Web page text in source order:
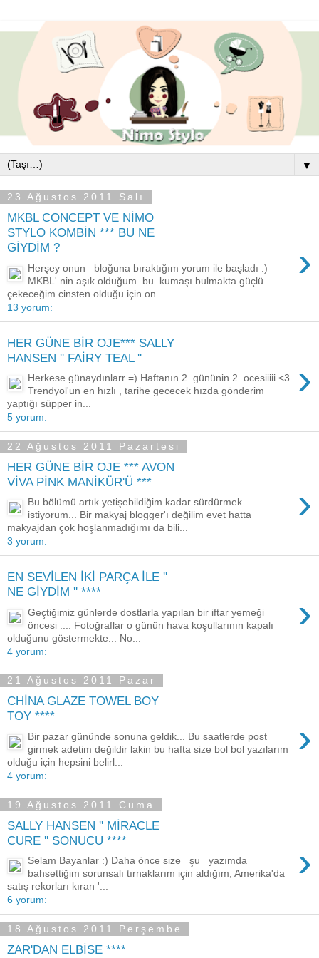
▼
23 Ağustos 2011 Salı
MKBL CONCEPT VE NİMO
STYLO KOMBİN *** BU NE
GİYDİM ?
›
Herşey onun bloğuna bıraktığım yorum ile başladı :)
MKBL' nin aşık olduğum bu kumaşı bulmakta güçlü
çekeceğim cinsten olduğu için on...
13 yorum:
HER GÜNE BİR OJE*** SALLY
HANSEN '' FAİRY TEAL ''
›
Herkese günaydınlarr =) Haftanın 2. gününin 2. ocesiiiii <3
Trendyol'un en hızlı , tarihe gececek hızda gönderim
yaptığı süpper in...
5 yorum:
22 Ağustos 2011 Pazartesi
HER GÜNE BİR OJE *** AVON
VİVA PİNK MANİKÜR'Ü ***
›
Bu bölümü artık yetişebildiğim kadar sürdürmek
istiyorum... Bir makyaj blogger'ı değilim evet hatta
makyajdan çok hoşlanmadığımı da bili...
3 yorum:
EN SEVİLEN İKİ PARÇA İLE ''
NE GİYDİM '' ****
›
Geçtiğimiz günlerde dostlarla yapılan bir iftar yemeği
öncesi .... Fotoğraflar o günün hava koşullarının kapalı
olduğunu göstermekte... No...
4 yorum:
21 Ağustos 2011 Pazar
CHİNA GLAZE TOWEL BOY
TOY ****
›
Bir pazar gününde sonuna geldik... Bu saatlerde post
girmek adetim değildir lakin bu hafta size bol bol yazılarım
olduğu için hepsini belirl...
4 yorum:
19 Ağustos 2011 Cuma
SALLY HANSEN '' MİRACLE
CURE '' SONUCU ****
›
Selam Bayanlar :) Daha önce size şu yazımda
bahsettiğim sorunsalı tırnaklarım için aldığım, Amerika'da
satış rekorları kıran '...
6 yorum:
18 Ağustos 2011 Perşembe
ZAR'DAN ELBİSE ****